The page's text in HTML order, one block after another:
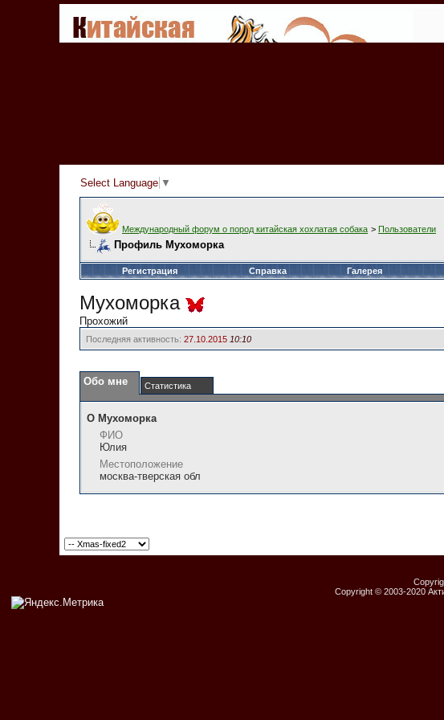
Select Language ▼
Международный форум о пород китайская хохлатая собака > Пользователи
Профиль Мухоморка
Регистрация Справка Галерея
Мухоморка
Прохожий
Последняя активность: 27.10.2015 10:10
Обо мне Статистика
О Мухоморка
ФИО
Юлия
Местоположение
москва-тверская обл
Copyright © 2003-2020